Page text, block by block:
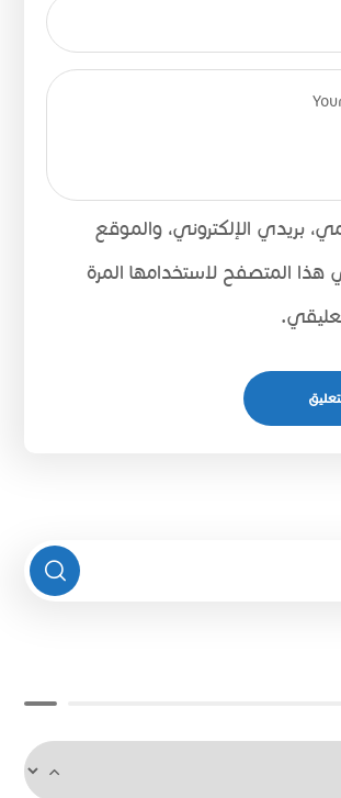
بريدي الإلكتروني، والموقع
هذا المتصفح لاستخدامها المرة